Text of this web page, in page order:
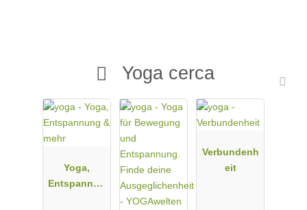
Yoga cerca
Yoga,
Entspannun
Verbundenh
eit